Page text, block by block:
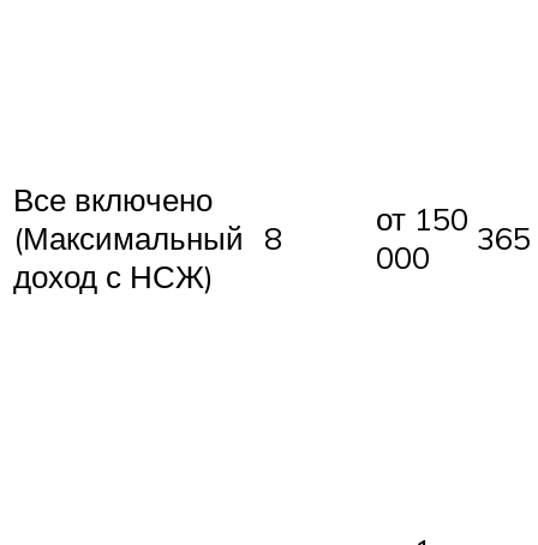
Все включено
(Максимальный
доход с НСЖ)
8
от 150
000
365